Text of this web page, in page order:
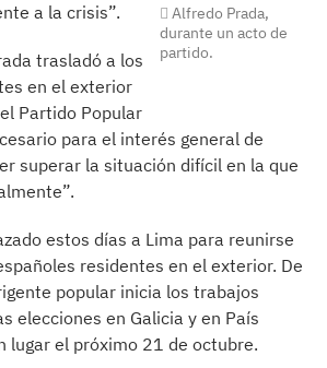
Alfredo Prada,
durante un acto de
partido.
a la crisis”.
trasladó a los
en el exterior
Partido Popular
para el interés general de
superar la situación difícil en la que
estos días a Lima para reunirse
residentes en el exterior. De
popular inicia los trabajos
elecciones en Galicia y en País
lugar el próximo 21 de octubre.